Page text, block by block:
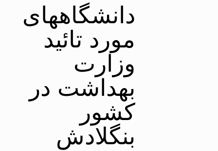
دانشگاههای
مورد تائید
وزارت
بهداشت در
کشور
بنگلادش